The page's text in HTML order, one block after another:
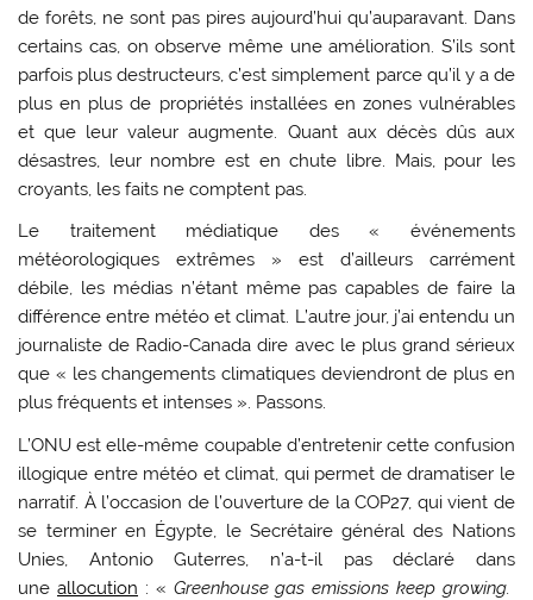
de forêts, ne sont pas pires aujourd’hui qu’auparavant. Dans
certains cas, on observe même une amélioration. S’ils sont
parfois plus destructeurs, c’est simplement parce qu’il y a de
plus en plus de propriétés installées en zones vulnérables
et que leur valeur augmente. Quant aux décès dûs aux
désastres, leur nombre est en chute libre. Mais, pour les
croyants, les faits ne comptent pas.
Le traitement médiatique des « événements
météorologiques extrêmes » est d’ailleurs carrément
débile, les médias n’étant même pas capables de faire la
différence entre météo et climat. L’autre jour, j’ai entendu un
journaliste de Radio-Canada dire avec le plus grand sérieux
que « les changements climatiques deviendront de plus en
plus fréquents et intenses ». Passons.
L’ONU est elle-même coupable d’entretenir cette confusion
illogique entre météo et climat, qui permet de dramatiser le
narratif. À l’occasion de l’ouverture de la COP27, qui vient de
se terminer en Égypte, le Secrétaire général des Nations
Unies, Antonio Guterres, n’a-t-il pas déclaré dans
uneallocution : « Greenhouse gas emissions keep growing.